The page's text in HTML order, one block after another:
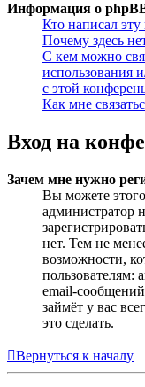
Информация о
Кто написал
Почему здесь
С кем можно
использования
с этой
Как мне
Вход на
Зачем мне нужно
Вы можете этого
администратор
нет. Тем не
возможности,
пользователям:
email-
займёт у вас
это сделать.
Вернуться к началу